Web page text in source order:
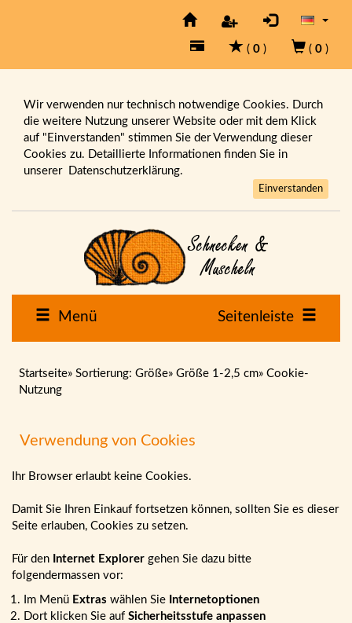
( 0 ) ( 0 )
Wir verwenden nur technisch notwendige Cookies. Durch
die weitere Nutzung unserer Website oder mit dem Klick
auf "Einverstanden" stimmen Sie der Verwendung dieser
Cookies zu. Detaillierte Informationen finden Sie in
unserer Datenschutzerklärung.
Einverstanden
Menü Seitenleiste
Startseite» Sortierung: Größe» Größe 1-2,5 cm» Cookie-
Nutzung
Verwendung von Cookies
Ihr Browser erlaubt keine Cookies.
Damit Sie Ihren Einkauf fortsetzen können, sollten Sie es dieser
Seite erlauben, Cookies zu setzen.
Für den Internet Explorer gehen Sie dazu bitte
folgendermassen vor:
Im Menü Extras wählen Sie Internetoptionen
Dort klicken Sie auf Sicherheitsstufe anpassen